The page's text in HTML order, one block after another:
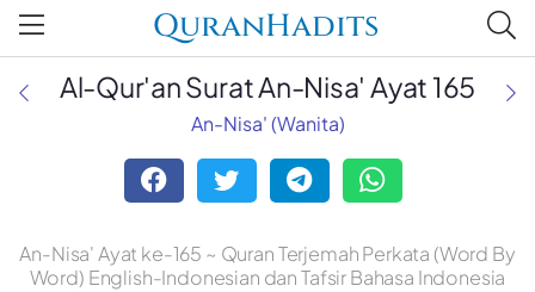
QuranHadits
Al-Qur'an Surat An-Nisa' Ayat 165
An-Nisa' (Wanita)
An-Nisa' Ayat ke-165 ~ Quran Terjemah Perkata (Word By
Word) English-Indonesian dan Tafsir Bahasa Indonesia